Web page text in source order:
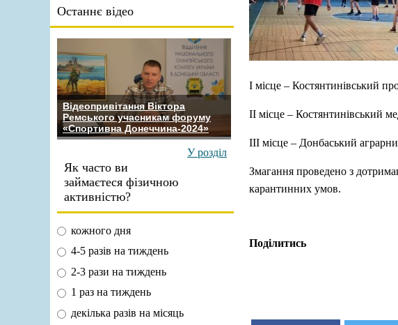
Останнє відео
Відеопривітання Віктора
Ремського учасникам форуму
«Спортивна Донеччина-2024»
У розділ
Як часто ви
займаєтеся фізичною
активністю?
кожного дня
4-5 разів на тиждень
2-3 рази на тиждень
1 раз на тиждень
декілька разів на місяць
І місце – Костянтинівський
ІІ місце – Костянтинівський
ІІІ місце – Донбаський
Змагання проведено з
карантинних умов.
Поділитись